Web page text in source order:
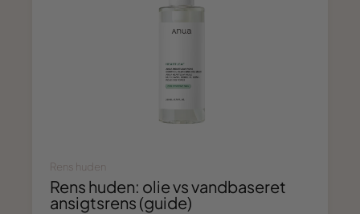
Rens huden
Rens huden: olie vs vandbaseret
ansigtsrens (guide)